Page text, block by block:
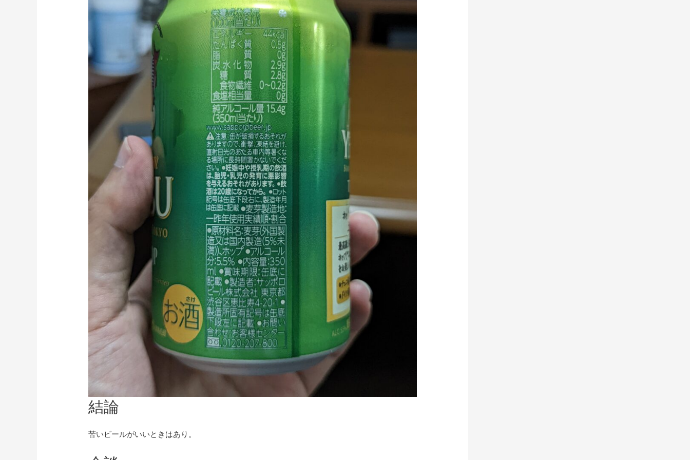
結論
苦いビールがいいときはあり。